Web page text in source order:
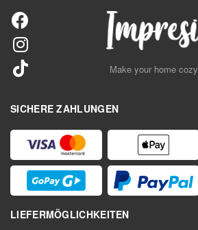
Make your home cozy
SICHERE ZAHLUNGEN
LIEFERMÖGLICHKEITEN